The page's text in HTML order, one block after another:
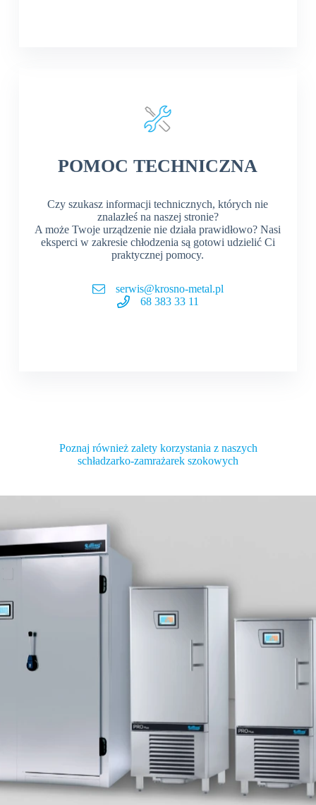
POMOC TECHNICZNA
Czy szukasz informacji technicznych, których nie
znalazłeś na naszej stronie?
A może Twoje urządzenie nie działa prawidłowo? Nasi
eksperci w zakresie chłodzenia są gotowi udzielić Ci
praktycznej pomocy.
serwis@krosno-metal.pl
68 383 33 11
Poznaj również zalety korzystania z naszych
schładzarko-zamrażarek szokowych